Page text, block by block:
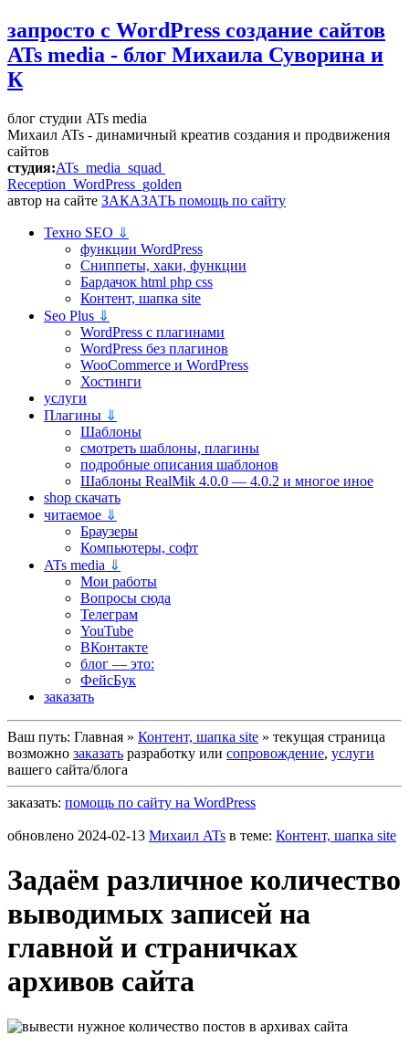
запросто с WordPress создание сайтов
ATs media - блог Михаила Суворина и
К
блог студии ATs media
Михаил ATs - динамичный креатив создания и продвижения
сайтов
студия:ATs media squad
Reception WordPress golden
автор на сайте ЗАКАЗАТЬ помощь по сайту
Техно SEO ⇓
функции WordPress
Сниппеты, хаки, функции
Бардачок html php css
Контент, шапка site
Seo Plus ⇓
WordPress c плагинами
WordPress без плагинов
WooCommerce и WordPress
Хостинги
услуги
Плагины ⇓
Шаблоны
смотреть шаблоны, плагины
подробные описания шаблонов
Шаблоны RealMik 4.0.0 — 4.0.2 и многое иное
shop скачать
читаемое ⇓
Браузеры
Компьютеры, софт
ATs media ⇓
Мои работы
Вопросы сюда
Телеграм
YouTube
ВКонтакте
блог — это:
ФейсБук
заказать
Ваш путь: Главная » Контент, шапка site » текущая страница
возможно заказать разработку или сопровождение, услуги
вашего сайта/блога
заказать: помощь по сайту на WordPress
обновлено 2024-02-13 Михаил ATs в теме: Контент, шапка site
Задаём различное количество
выводимых записей на
главной и страничках
архивов сайта